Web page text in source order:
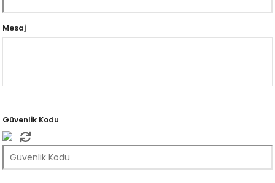
Mesaj
Güvenlik Kodu